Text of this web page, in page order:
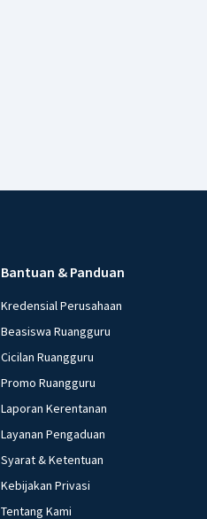
Bantuan & Panduan
Kredensial Perusahaan
Beasiswa Ruangguru
Cicilan Ruangguru
Promo Ruangguru
Laporan Kerentanan
Layanan Pengaduan
Syarat & Ketentuan
Kebijakan Privasi
Tentang Kami